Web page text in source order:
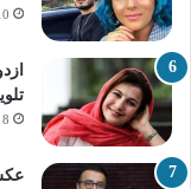
10
8 مرداد 1405